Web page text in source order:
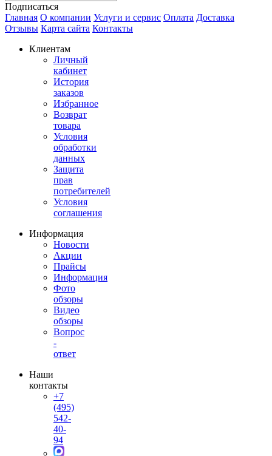
Подписаться
Главная О компании Услуги и сервис Оплата Доставка
Отзывы Карта сайта Контакты
Клиентам
Личный
кабинет
История
заказов
Избранное
Возврат
товара
Условия
обработки
данных
Защита
прав
потребителей
Условия
соглашения
Информация
Новости
Акции
Прайсы
Информация
Фото
обзоры
Видео
обзоры
Вопрос
-
ответ
Наши
контакты
+7
(495)
542-
40-
94